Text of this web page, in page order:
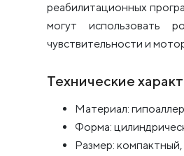
реабилитационных
могут использовать
чувствительности и
Технические
Материал:
Форма:
Размер: компактный,